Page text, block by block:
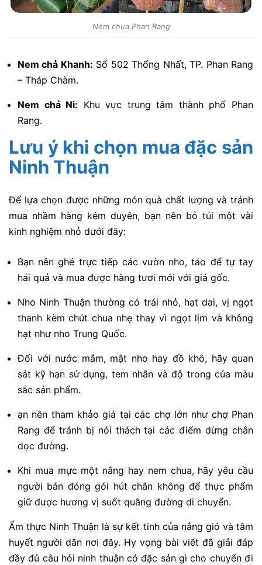
Nem chua Phan Rang
Nem chả Khanh: Số 502 Thống Nhất, TP. Phan Rang
– Tháp Chàm.
Nem chả Ni: Khu vực trung tâm thành phố Phan
Rang.
Lưu ý khi chọn mua đặc sản
Ninh Thuận
Để lựa chọn được những món quà chất lượng và tránh
mua nhầm hàng kém duyên, bạn nên bỏ túi một vài
kinh nghiệm nhỏ dưới đây:
Bạn nên ghé trực tiếp các vườn nho, táo để tự tay
hái quả và mua được hàng tươi mới với giá gốc.
Nho Ninh Thuận thường có trái nhỏ, hạt dai, vị ngọt
thanh kèm chút chua nhẹ thay vì ngọt lịm và không
hạt như nho Trung Quốc.
Đối với nước mắm, mật nho hay đồ khô, hãy quan
sát kỹ hạn sử dụng, tem nhãn và độ trong của màu
sắc sản phẩm.
ạn nên tham khảo giá tại các chợ lớn như chợ Phan
Rang để tránh bị nói thách tại các điểm dừng chân
dọc đường.
Khi mua mực một nắng hay nem chua, hãy yêu cầu
người bán đóng gói hút chân không để thực phẩm
giữ được hương vị suốt quãng đường di chuyển.
Ẩm thực Ninh Thuận là sự kết tinh của nắng gió và tâm
huyết người dân nơi đây. Hy vọng bài viết đã giải đáp
đầy đủ câu hỏi ninh thuận có đặc sản gì cho chuyến đi